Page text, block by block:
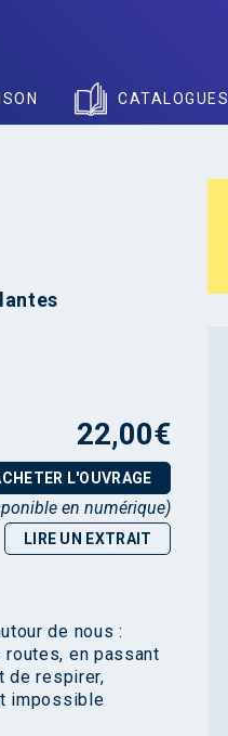
CATALOGUES
22,00€
L'OUVRAGE
en numérique)
LIRE UN EXTRAIT
de nous :
en passant
de respirer,
impossible